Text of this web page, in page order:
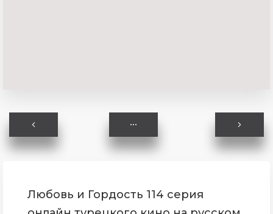
Любовь и Гордость 114 серия